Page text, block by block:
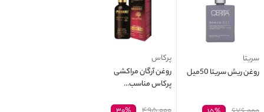
سریتا
روغن ریش سریتا 50میل
پرکاس
روغن آرگان مراکشی
پرکاس مناسب...